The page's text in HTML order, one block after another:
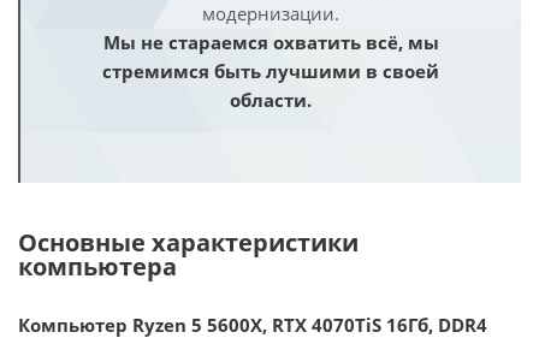
модернизации.
Мы не стараемся охватить всё, мы
стремимся быть лучшими в своей
области.
Основные характеристики
компьютера
Компьютер Ryzen 5 5600X, RTX 4070TiS 16Гб, DDR4